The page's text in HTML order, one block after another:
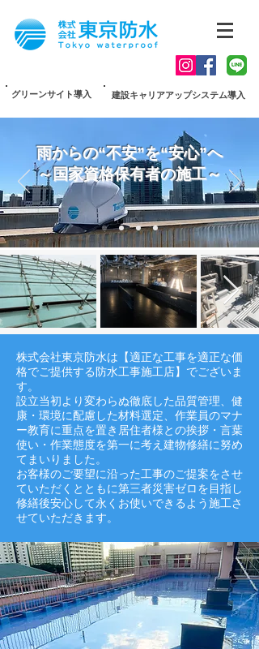
グリーンサイト導入 建設キャリアアップシステム導入
雨からの“不安”を“安心”へ
～国家資格保有者の施工～
株式会社東京防水は【適正な工事を適正な価
格でご提供する防水工事施工店】でございま
す。
設立当初より変わらぬ徹底した品質管理、健
康・環境に配慮した材料選定、作業員のマナ
ー教育に重点を置き居住者様との挨拶・言葉
使い・作業態度を第一に考え建物修繕に努め
てまいりました。
お客様のご要望に沿った工事のご提案をさせ
ていただくとともに第三者災害ゼロを目指し
修繕後安心して永くお使いできるよう施工さ
せていただきます。